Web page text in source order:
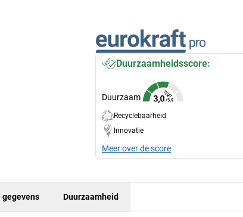
Duurzaamheidsscore:
Duurzaam
Recyclebaarheid
Innovatie
Meer over de score
gegevens Duurzaamheid